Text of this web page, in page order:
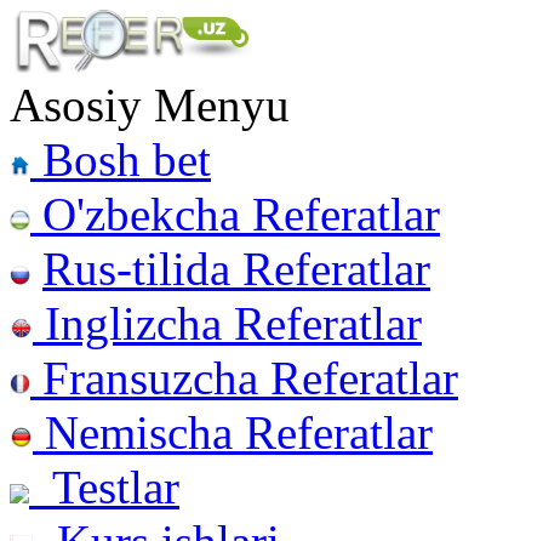
Asosiy Menyu
Bosh bet
O'zbekcha Referatlar
Rus-tilida Referatlar
Inglizcha Referatlar
Fransuzcha Referatlar
Nemischa Referatlar
Testlar